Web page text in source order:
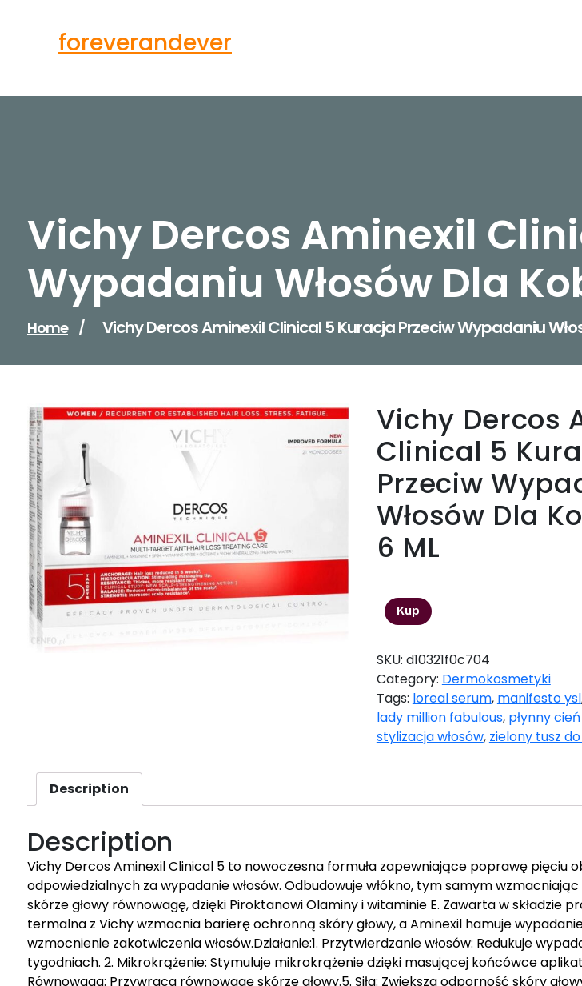
foreverandever
Vichy Dercos Aminexil
Wypadaniu Włosów Dla
Home / Vichy Dercos Aminexil Clinical 5 Kuracja Przeciw Wypadaniu
Vichy Dercos
Clinical 5
Przeciw
Włosów Dla
6 ML
Kup
SKU: d10321f0c704
Category: Dermokosmetyki
Tags: loreal serum, manifesto ysl
lady million fabulous, płynny
stylizacja włosów, zielony tusz
Description
Description
Vichy Dercos Aminexil Clinical 5 to nowoczesna formuła zapewniające poprawę pięciu
odpowiedzialnych za wypadanie włosów. Odbudowuje włókno, tym samym wzmacniając
skórze głowy równowagę, dzięki Piroktanowi Olaminy i witaminie E. Zawarta w składzie
termalna z Vichy wzmacnia barierę ochronną skóry głowy, a Aminexil hamuje
wzmocnienie zakotwiczenia włosów.Działanie:1. Przytwierdzanie włosów: Redukuje
tygodniach. 2. Mikrokrążenie: Stymuluje mikrokrążenie dzięki masującej końcówce
Równowaga: Przywraca równowagę skórze głowy.5. Siła: Zwiększa odporność skóry